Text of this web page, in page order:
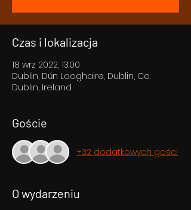
Czas i lokalizacja
18 wrz 2022, 13:00
Dublin, Dún Laoghaire, Dublin, Co.
Dublin, Ireland
Goście
+32 dodatkowych gości
O wydarzeniu